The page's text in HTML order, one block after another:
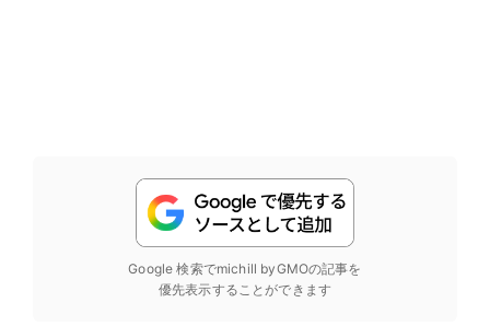
Google 検索でmichill byGMOの記事を
優先表示することができます